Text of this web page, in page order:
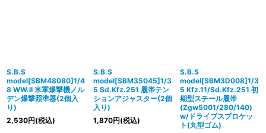
S.B.S
model[SBM48080]1/4
8 WW.II 米軍爆撃機ノル
デン爆撃照準器(2個入
り)
2,530円(税込)
S.B.S
model[SBM35045]1/3
5 Sd.Kfz.251 履帯テン
ションアジャスター(2個
入り)
1,870円(税込)
S.B.S
model[SBM3D008]1/3
5 Kfz.11/Sd.Kfz.251 初
期型スチール履帯
(Zgw5001/280/140)
w/ドライブスプロケッ
ト(丸型ゴム)